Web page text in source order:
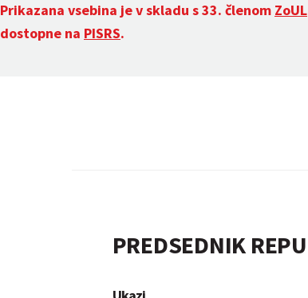
Prikazana vsebina je v skladu s 33. členom ZoUL
dostopne na PISRS.
PREDSEDNIK